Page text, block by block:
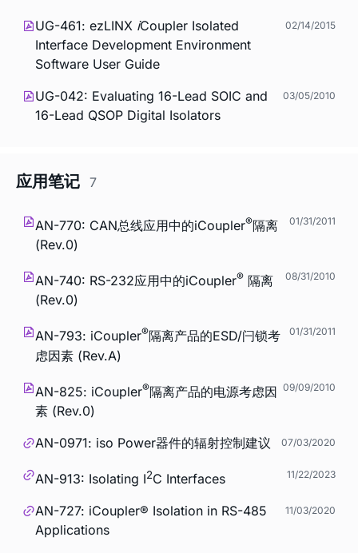
UG-461: ezLINX iCoupler Isolated
Interface Development Environment
Software User Guide
02/14/2015
UG-042: Evaluating 16-Lead SOIC and
16-Lead QSOP Digital Isolators
03/05/2010
应用笔记 7
AN-770: CAN总线应用中的iCoupler®隔离
(Rev.0)
01/31/2011
AN-740: RS-232应用中的iCoupler® 隔离
(Rev.0)
08/31/2010
AN-793: iCoupler®隔离产品的ESD/闩锁考
虑因素 (Rev.A)
01/31/2011
AN-825: iCoupler®隔离产品的电源考虑因
素 (Rev.0)
09/09/2010
AN-0971: iso Power器件的辐射控制建议 07/03/2020
AN-913: Isolating I2C Interfaces 11/22/2023
AN-727: iCoupler® Isolation in RS-485
Applications
11/03/2020